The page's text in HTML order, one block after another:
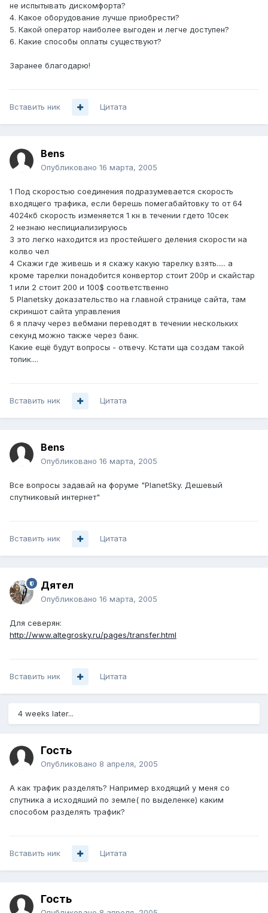
не испытывать дискомфорта?
4. Какое оборудование лучше приобрести?
5. Какой оператор наиболее выгоден и легче доступен?
6. Какие способы оплаты существуют?
Заранее благодарю!
Вставить ник Цитата
Bens
Опубликовано 16 марта, 2005
1 Под скоростью соединения подразумевается скорость
входящего трафика, если берешь помегабайтовку то от 64
4024кб скорость изменяется 1 кн в течении гдето 10сек
2 незнаю неспициализируюсь
3 это легко находится из простейшего деления скорости на
колво чел
4 Скажи где живешь и я скажу какую тарелку взять..... а
кроме тарелки понадобится конвертор стоит 200р и скайстар
1 или 2 стоит 200 и 100$ соответственно
5 Planetsky доказательство на главной странице сайта, там
скриншот сайта управления
6 я плачу через вебмани переводят в течении нескольких
секунд можно также через банк.
Какие ещё будут вопросы - отвечу. Кстати ща создам такой
топик....
Вставить ник Цитата
Bens
Опубликовано 16 марта, 2005
Все вопросы задавай на форуме "PlanetSky. Дешевый
спутниковый интернет"
Вставить ник Цитата
Дятел
Опубликовано 16 марта, 2005
Для северян:
http://www.altegrosky.ru/pages/transfer.html
Вставить ник Цитата
4 weeks later...
Гость
Опубликовано 8 апреля, 2005
А как трафик разделять? Например входящий у меня со
спутника а исходяший по земле( по выделенке) каким
способом разделять трафик?
Вставить ник Цитата
Гость